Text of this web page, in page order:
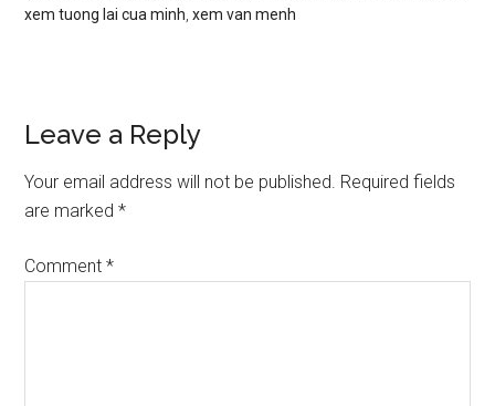
xem tuong lai cua minh ,xem van menh
Reader
Interactions
Leave a Reply
Your email address will not be published. Required fields
are marked*
Comment*